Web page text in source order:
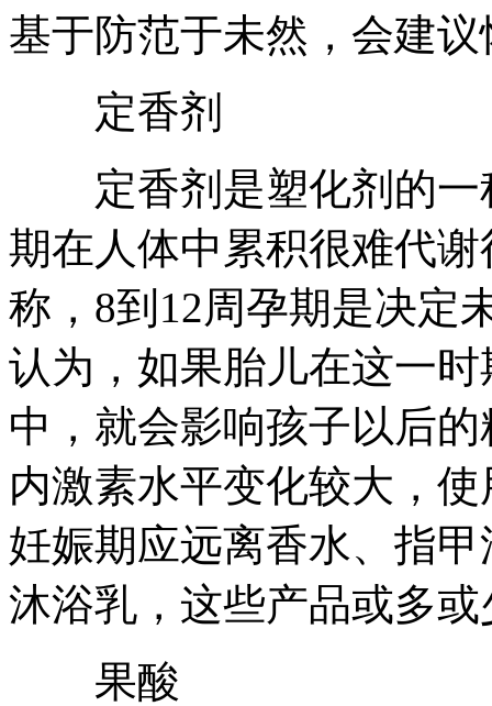
基于防范于未然，会建
定香剂
定香剂是塑化剂的一
期在人体中累积很难代
称，8到12周孕期是决定
认为，如果胎儿在这一
中，就会影响孩子以后
内激素水平变化较大，
妊娠期应远离香水、指
沐浴乳，这些产品或多
果酸